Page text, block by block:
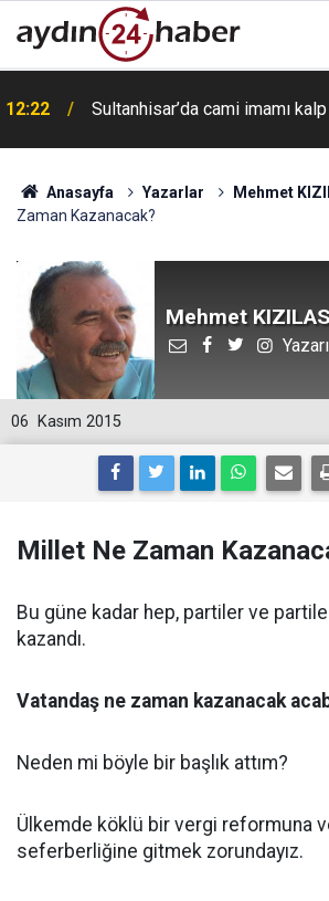
12:22 Sultanhisar’da cami imamı
Anasayfa Yazarlar Mehmet
Zaman Kazanacak?
Mehmet
06 Kasım 2015
Millet Ne Zaman
Bu güne kadar hep, partiler ve
kazandı.
Vatandaş ne zaman kazanacak
Neden mi böyle bir başlık attım?
Ülkemde köklü bir vergi reformuna
seferberliğine gitmek zorundayız.